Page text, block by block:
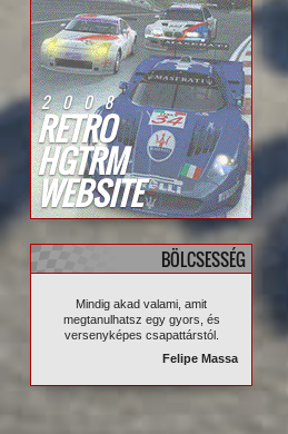
2008
RETRO
HGTRM
WEBSITE
BÖLCSESSÉG
Mindig akad valami, amit
megtanulhatsz egy gyors, és
versenyképes csapattárstól.
Felipe Massa